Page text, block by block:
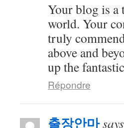
Your blog is a
world. Your
truly
above and
up the
Répondre
출장안마